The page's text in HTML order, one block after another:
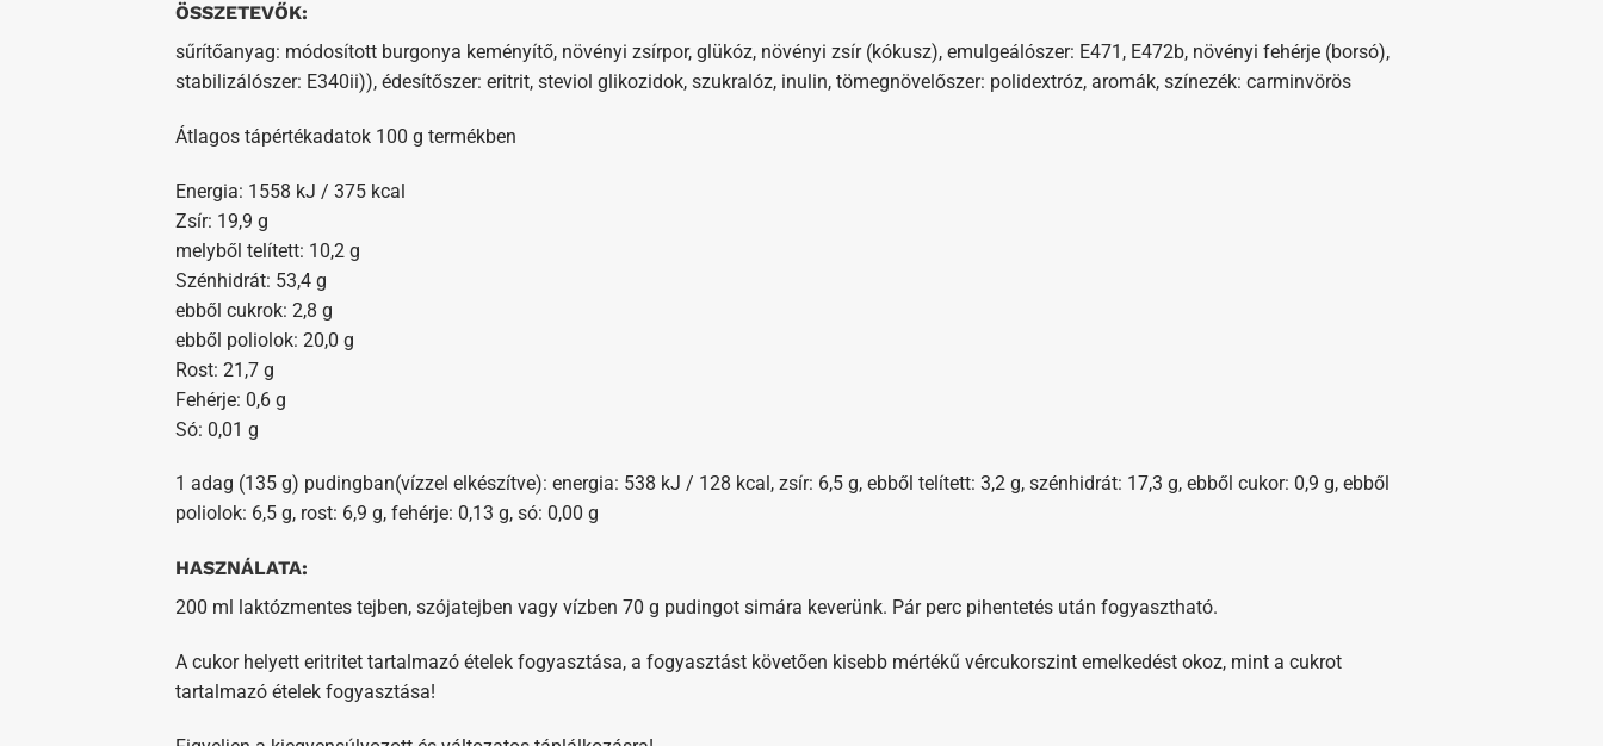
ÖSSZETEVŐK:
sűrítőanyag: módosított burgonya keményítő, növényi zsírpor, glükóz, növényi zsír (kókusz), emulgeálószer: E471, E472b, növényi fehérje (borsó),
stabilizálószer: E340ii)), édesítőszer: eritrit, steviol glikozidok, szukralóz, inulin, tömegnövelőszer: polidextróz, aromák, színezék: carminvörös
Átlagos tápértékadatok 100 g termékben
Energia: 1558 kJ / 375 kcal
Zsír: 19,9 g
melyből telített: 10,2 g
Szénhidrát: 53,4 g
ebből cukrok: 2,8 g
ebből poliolok: 20,0 g
Rost: 21,7 g
Fehérje: 0,6 g
Só: 0,01 g
1 adag (135 g) pudingban(vízzel elkészítve): energia: 538 kJ / 128 kcal, zsír: 6,5 g, ebből telített: 3,2 g, szénhidrát: 17,3 g, ebből cukor: 0,9 g, ebből
poliolok: 6,5 g, rost: 6,9 g, fehérje: 0,13 g, só: 0,00 g
HASZNÁLATA:
200 ml laktózmentes tejben, szójatejben vagy vízben 70 g pudingot simára keverünk. Pár perc pihentetés után fogyasztható.
A cukor helyett eritritet tartalmazó ételek fogyasztása, a fogyasztást követően kisebb mértékű vércukorszint emelkedést okoz, mint a cukrot
tartalmazó ételek fogyasztása!